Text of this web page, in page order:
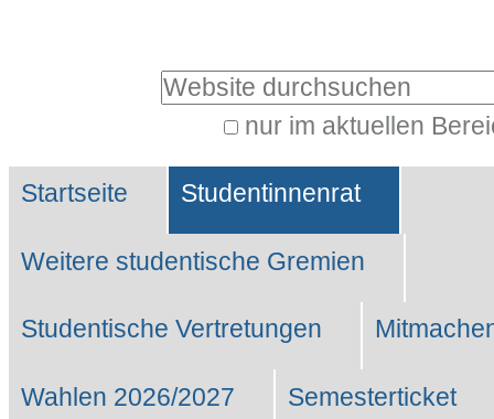
Website durchsuchen
nur im aktuellen
Suche…
Sektionen
Startseite Studentinnenrat
Weitere studentische Gremien
Studentische Vertretungen
Wahlen 2026/2027 Semesterticket